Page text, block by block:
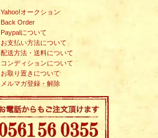
Yahoo!オークション
Back Order
Paypalについて
お支払い方法について
配送方法・送料について
コンディションについて
お取り置きについて
メルマガ登録・解除